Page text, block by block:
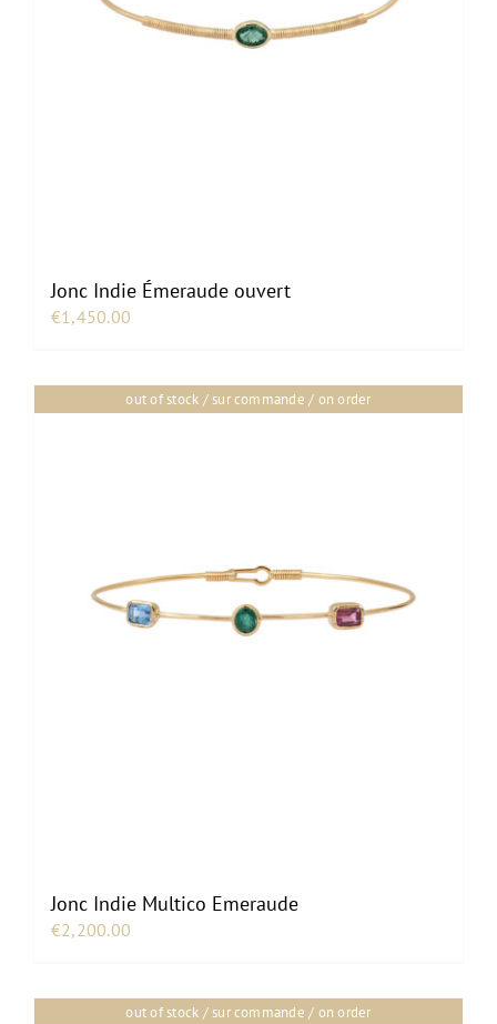
Jonc Indie Émeraude ouvert
€1,450.00
out of stock / sur commande / on order
Jonc Indie Multico Emeraude
€2,200.00
out of stock / sur commande / on order